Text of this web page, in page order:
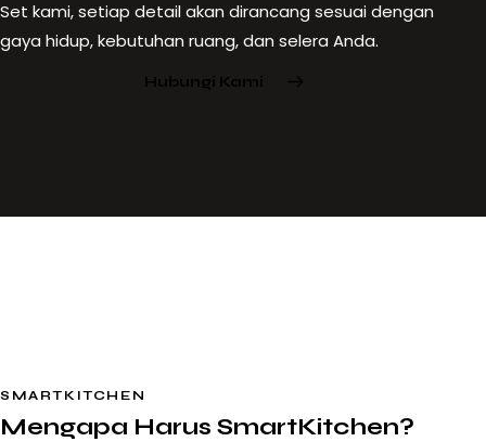
Set kami, setiap detail akan dirancang sesuai dengan
gaya hidup, kebutuhan ruang, dan selera Anda.
Hubungi Kami
SMARTKITCHEN
Mengapa Harus SmartKitchen?